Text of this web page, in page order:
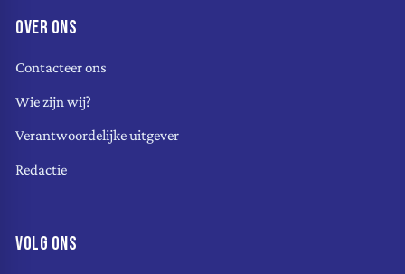
OVER ONS
Contacteer ons
Wie zijn wij?
Verantwoordelijke uitgever
Redactie
VOLG ONS